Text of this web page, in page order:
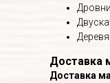
Доставка
Доставка